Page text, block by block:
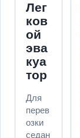
Лег
ков
ой
эва
куа
тор
Для
перев
озки
седан